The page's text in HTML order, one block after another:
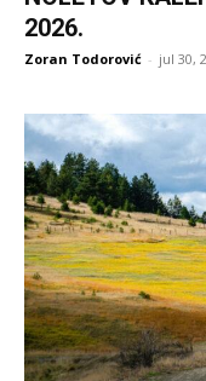
2026.
Zoran Todorović - jul 30,